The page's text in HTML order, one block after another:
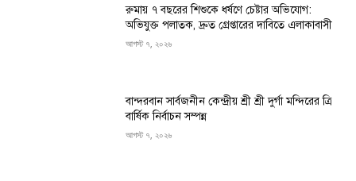
রুমায় ৭ বছরের শিশুকে ধর্ষণে চেষ্টার অভিযোগ:
অভিযুক্ত পলাতক, দ্রুত গ্রেপ্তারের দাবিতে এলাকাবাসী
আগস্ট ৭, ২০২৬
বান্দরবান সার্বজনীন কেন্দ্রীয় শ্রী শ্রী দুর্গা মন্দিরের ত্রি
বার্ষিক নির্বাচন সম্পন্ন
আগস্ট ৭, ২০২৬